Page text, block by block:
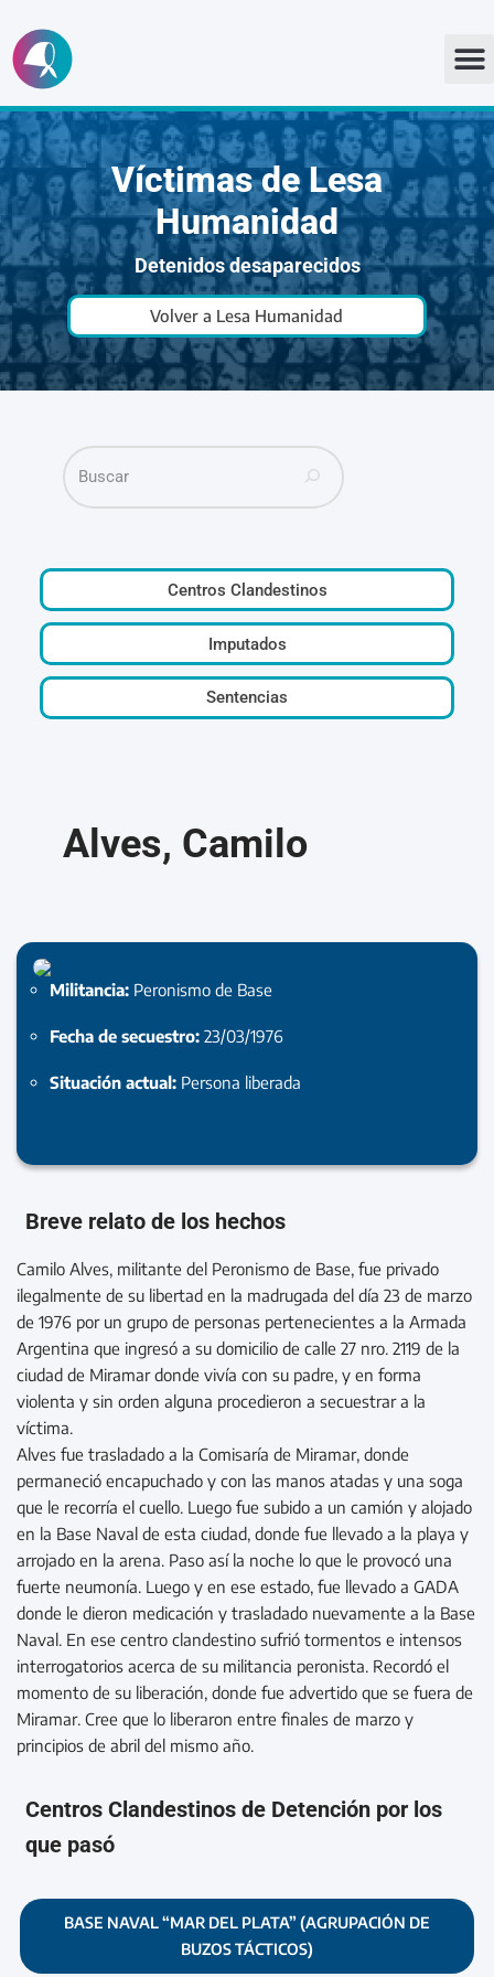
Ir
al
contenido
Víctimas de Lesa
Humanidad
Detenidos desaparecidos
Volver a Lesa Humanidad
Centros Clandestinos
Imputados
Sentencias
Alves, Camilo
Militancia: Peronismo de Base
Fecha de secuestro: 23/03/1976
Situación actual: Persona liberada
Breve relato de los hechos
Camilo Alves, militante del Peronismo de Base, fue privado
ilegalmente de su libertad en la madrugada del día 23 de marzo
de 1976 por un grupo de personas pertenecientes a la Armada
Argentina que ingresó a su domicilio de calle 27 nro. 2119 de la
ciudad de Miramar donde vivía con su padre, y en forma
violenta y sin orden alguna procedieron a secuestrar a la
víctima.
Alves fue trasladado a la Comisaría de Miramar, donde
permaneció encapuchado y con las manos atadas y una soga
que le recorría el cuello. Luego fue subido a un camión y alojado
en la Base Naval de esta ciudad, donde fue llevado a la playa y
arrojado en la arena. Paso así la noche lo que le provocó una
fuerte neumonía. Luego y en ese estado, fue llevado a GADA
donde le dieron medicación y trasladado nuevamente a la Base
Naval. En ese centro clandestino sufrió tormentos e intensos
interrogatorios acerca de su militancia peronista. Recordó el
momento de su liberación, donde fue advertido que se fuera de
Miramar. Cree que lo liberaron entre finales de marzo y
principios de abril del mismo año.
Centros Clandestinos de Detención por los
que pasó
BASE NAVAL “MAR DEL PLATA” (AGRUPACIÓN DE
BUZOS TÁCTICOS)